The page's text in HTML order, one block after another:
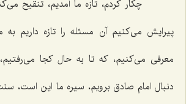
چكار كردم، تازه ما آمدیم، تنقیح
پیرایش می‌كنیم آن مسئله را تازه داریم به
معرفی می‌كنیم، كه تا به حال كجا
دنبال امام صادق برویم، سیره ما این است،